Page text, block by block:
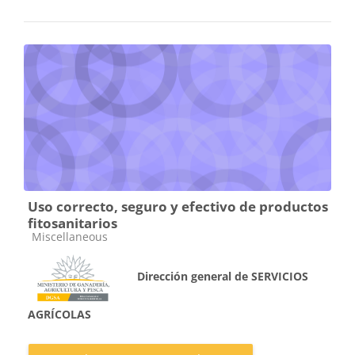
Uso correcto, seguro y efectivo de productos
fitosanitarios
Categoría de cursos
Miscellaneous
Dirección general de SERVICIOS
AGRÍCOLAS